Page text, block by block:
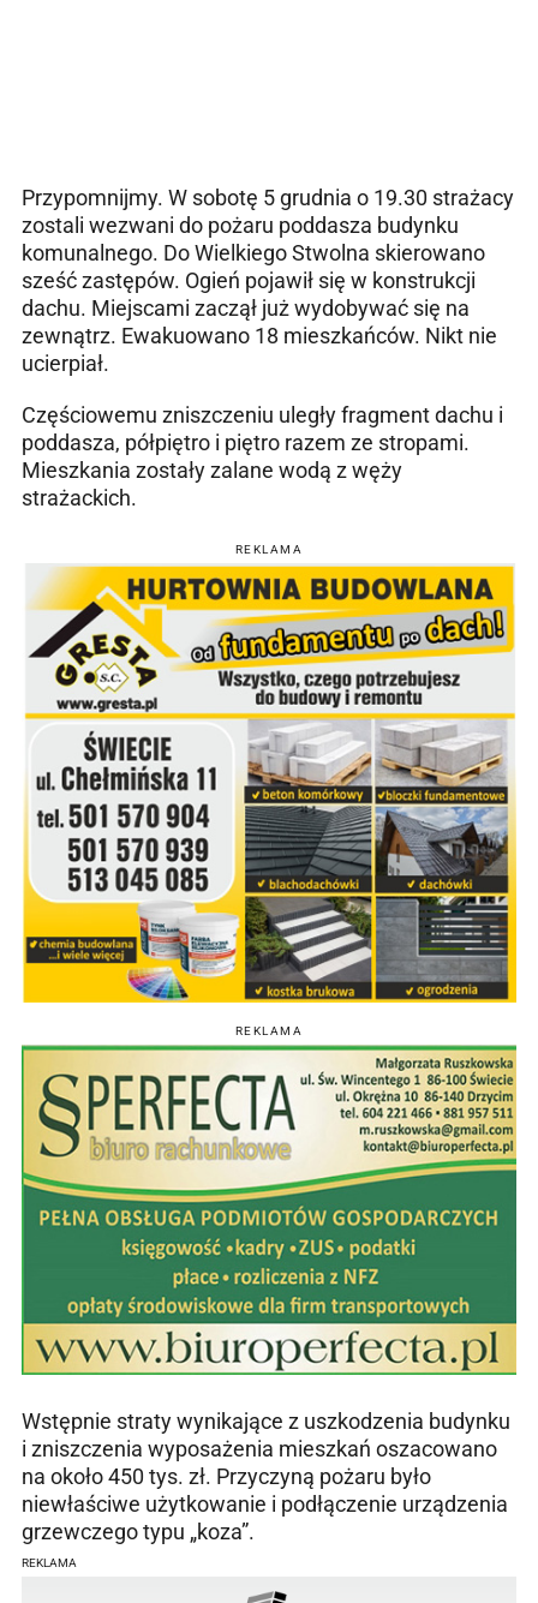
Przypomnijmy. W sobotę 5 grudnia o 19.30 strażacy
zostali wezwani do pożaru poddasza budynku
komunalnego. Do Wielkiego Stwolna skierowano
sześć zastępów. Ogień pojawił się w konstrukcji
dachu. Miejscami zaczął już wydobywać się na
zewnątrz. Ewakuowano 18 mieszkańców. Nikt nie
ucierpiał.
Częściowemu zniszczeniu uległy fragment dachu i
poddasza, półpiętro i piętro razem ze stropami.
Mieszkania zostały zalane wodą z węży
strażackich.
REKLAMA
REKLAMA
Wstępnie straty wynikające z uszkodzenia budynku
i zniszczenia wyposażenia mieszkań oszacowano
na około 450 tys. zł. Przyczyną pożaru było
niewłaściwe użytkowanie i podłączenie urządzenia
grzewczego typu „koza”.
REKLAMA